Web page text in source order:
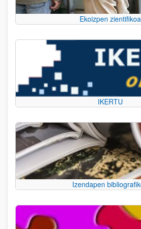
Ekoizpen zientifikoa
IKERTU
Izendapen